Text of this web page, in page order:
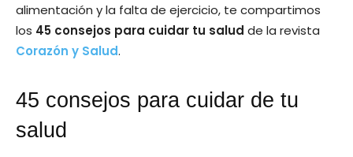
alimentación y la falta de ejercicio, te compartimos
los 45 consejos para cuidar tu salud de la revista
Corazón y Salud.
45 consejos para cuidar de tu
salud